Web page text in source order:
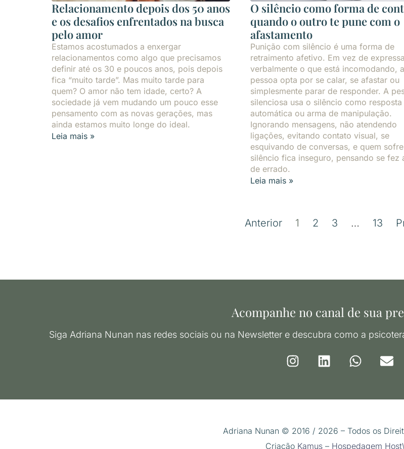
Relacionamento depois dos 50 anos
e os desafios enfrentados na busca
pelo amor
Estamos acostumados a enxergar
relacionamentos como algo que precisamos
definir até os 30 e poucos anos, pois depois
fica “muito tarde”. Mas muito tarde para
quem? O amor não tem idade, certo? A
sociedade já vem mudando um pouco esse
pensamento com as novas gerações, mas
ainda estamos muito longe do ideal.
Leia mais »
O silêncio como forma de
quando o outro te pune com o
afastamento
Punição com silêncio é uma forma de
retraimento afetivo. Em vez de
verbalmente o que está incomodando, a
pessoa opta por se calar, se afastar ou
simplesmente parar de responder. A
silenciosa usa o silêncio como resposta
automática ou arma de manipulação.
Ignorando mensagens, não atendendo
ligações, evitando contato visual, se
esquivando de conversas, e quem
silêncio fica inseguro, pensando se fez
de errado.
Leia mais »
Anterior 1 2 3 … 13
Acompanhe no canal de sua
Siga Adriana Nunan nas redes sociais ou na Newsletter e descubra como a
Adriana Nunan © 2016 / 2026 – Todos os
Criação Kamus– Hospedagem